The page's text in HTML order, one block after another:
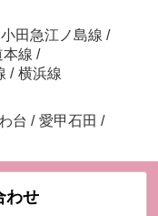
小田急江ノ島線 /
本線 /
/ 横浜線
台 / 愛甲石田 /
わせ